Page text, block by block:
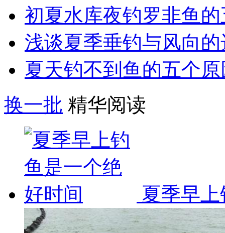
初夏水库夜钓罗非鱼
浅谈夏季垂钓与风向
夏天钓不到鱼的五个原
换一批 精华阅读
夏季早